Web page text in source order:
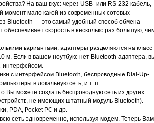
На ваш вкус: через USB- или RS-232-кабель,
мало какой из современных сотовых
Bluetooth — это самый удобный способ обмена
скорость в несколько раз большую,
вариантами: адаптеры разделяются на класс
м. Если в вашем ноутбуке нет Bluetooth-адаптера,
интерфейсом.
с интерфейсом Bluetooth, беспроводные Dial-Up-
в локальную сеть, и т. п.
Вы можете создать беспроводную сеть из других
не имеющих штатный модуль Bluetooth).
PDA, Pocket PC и др.
сеть одновременно, используя модем. Теперь Вам